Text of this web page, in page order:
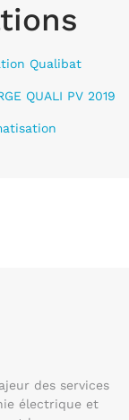
des services
électrique et